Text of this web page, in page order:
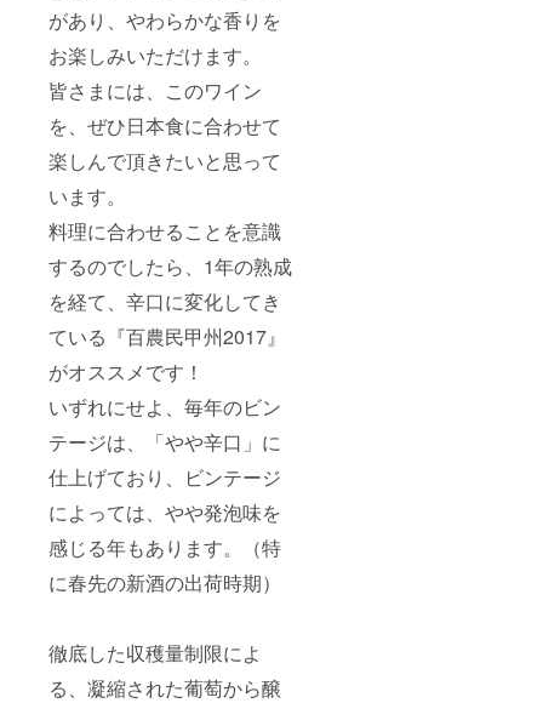
があり、やわらかな香りを
お楽しみいただけます。
皆さまには、このワイン
を、ぜひ日本食に合わせて
楽しんで頂きたいと思って
います。
料理に合わせることを意識
するのでしたら、1年の熟成
を経て、辛口に変化してき
ている『百農民甲州2017』
がオススメです！
いずれにせよ、毎年のビン
テージは、「やや辛口」に
仕上げており、ビンテージ
によっては、やや発泡味を
感じる年もあります。（特
に春先の新酒の出荷時期）
徹底した収穫量制限によ
る、凝縮された葡萄から醸